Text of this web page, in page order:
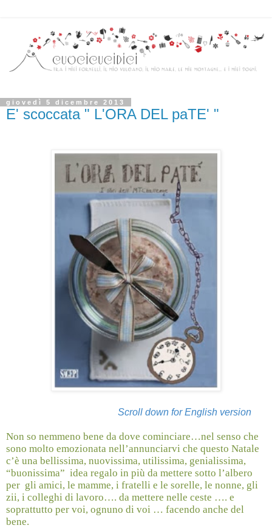
giovedì 5 dicembre 2013
E' scoccata " L'ORA DEL paTE' "
Scroll down for English version
Non so nemmeno bene da dove cominciare…nel senso che
sono molto emozionata nell’annunciarvi che questo Natale
c’è una bellissima, nuovissima, utilissima, genialissima,
“buonissima” idea regalo in più da mettere sotto l’albero
per gli amici, le mamme, i fratelli e le sorelle, le nonne, gli
zii, i colleghi di lavoro…. da mettere nelle ceste …. e
soprattutto per voi, ognuno di voi … facendo anche del
bene.